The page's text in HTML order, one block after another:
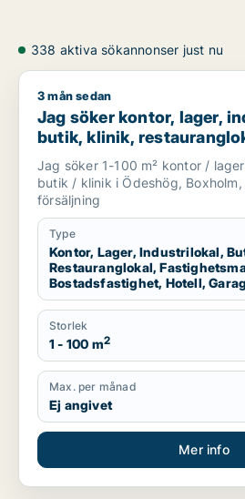
338 aktiva sökannonser just nu
Jag söker kontor, lager,
3 mån sedan
Jag söker kontor, lager,
butik, klinik,
fastighetsmark,
eller garage till salu i
eller Aneby m.fl.
Jag söker 1-100 m² kontor /
butik / klinik i Ödeshög,
försäljning
Type
Kontor, Lager, Industrilokal,
Restauranglokal,
Bostadsfastighet, Hotell,
Storlek
1 - 100 m2
Max. per månad
Ej angivet
Mer info